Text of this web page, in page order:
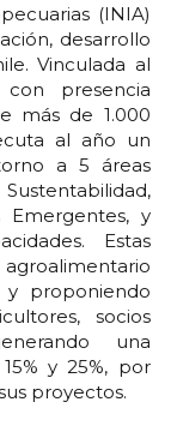
(INIA)
desarrollo
Vinculada al
presencia
más de 1.000
al año un
a 5 áreas
Emergentes, y
Estas
y proponiendo
socios
una
y 25%, por
proyectos.